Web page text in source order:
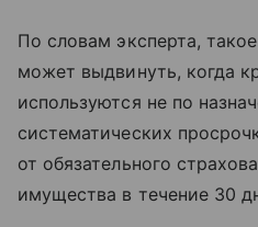
По словам эксперта,
может выдвинуть, когда
используются не по
систематических
от обязательного
имущества в течение 30